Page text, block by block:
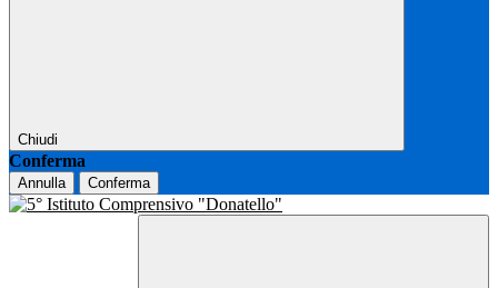
Chiudi
Conferma
Annulla Conferma